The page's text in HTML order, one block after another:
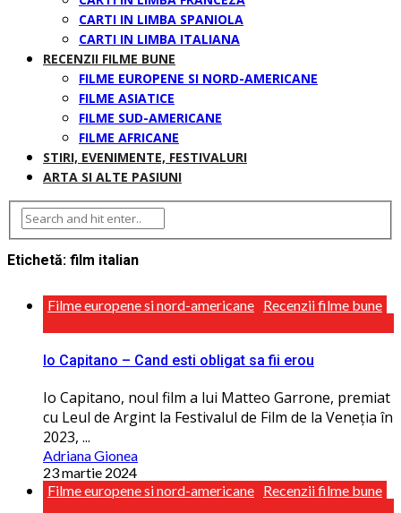
CARTI IN LIMBA SPANIOLA
CARTI IN LIMBA ITALIANA
RECENZII FILME BUNE
FILME EUROPENE SI NORD-AMERICANE
FILME ASIATICE
FILME SUD-AMERICANE
FILME AFRICANE
STIRI, EVENIMENTE, FESTIVALURI
ARTA SI ALTE PASIUNI
Etichetă: film italian
Filme europene si nord-americane Recenzii filme bune
Io Capitano – Cand esti obligat sa fii erou
Io Capitano, noul film a lui Matteo Garrone, premiat
cu Leul de Argint la Festivalul de Film de la Veneția în
2023, ...
Adriana Gionea
23 martie 2024
Filme europene si nord-americane Recenzii filme bune